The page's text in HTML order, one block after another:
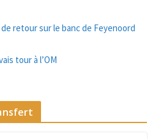
retour sur le banc de Feyenoord
tour à l’OM